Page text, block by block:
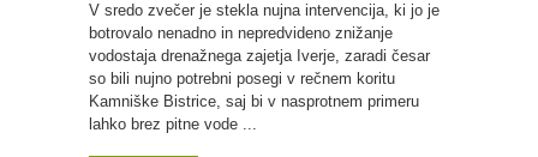
V sredo zvečer je stekla nujna intervencija, ki jo je
botrovalo nenadno in nepredvideno znižanje
vodostaja drenažnega zajetja Iverje, zaradi česar
so bili nujno potrebni posegi v rečnem koritu
Kamniške Bistrice, saj bi v nasprotnem primeru
lahko brez pitne vode ...